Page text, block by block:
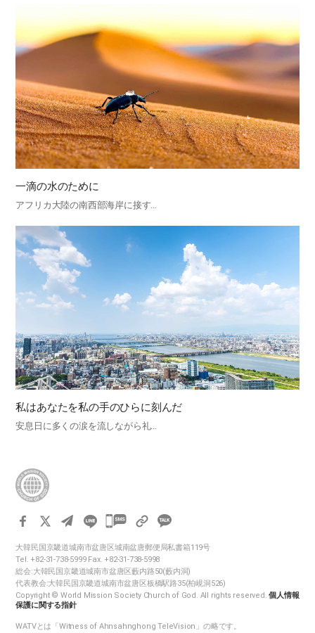
一滴の水のために
アフリカ大陸の南西部海岸に接す…
私はあなたを私の手のひらに刻んだ
安息日に多くの涙を流しながら礼…
카
오
톡
공
하
大韓民国京畿道城南市盆唐区城南盆唐郵便局私書箱119号
Tel. +82-31-738-5999 Fax. +82-31-738-5998
総会:大韓民国京畿道城南市盆唐区藪内路50(藪内洞)
代表教会:大韓民国京畿道城南市盆唐区板橋駅路35(柏峴洞526)
Copyright © World Mission Society Church of God. All rights reserved.個人情報
保護に関する指針
WATVとは「Witness of Ahnsahnghong TeleVision」の略です。